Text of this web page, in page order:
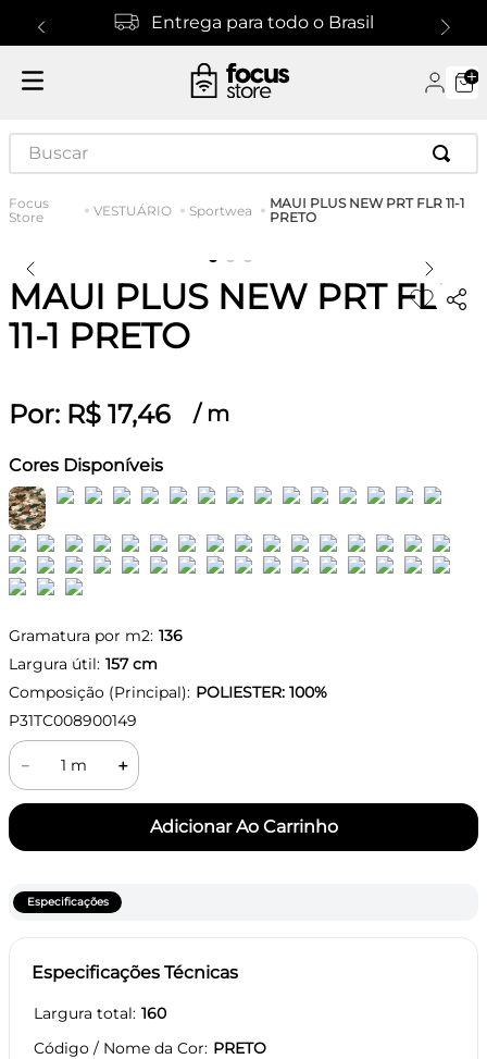
Entrega para todo o Brasil
Buscar
VESTUÁRIO Sportwea
MAUI PLUS NEW PRT FLR 11-1
PRETO
MAUI PLUS NEW PRT FLR
11-1 PRETO
Por: R$ 17,46 / m
Cores Disponíveis
Gramatura por m2: 136
Largura útil: 157cm
Composição (Principal): POLIESTER: 100%
P31TC008900149
＋
－
Especificações
Especificações Técnicas
Largura total 160
Código / Nome da Cor PRETO